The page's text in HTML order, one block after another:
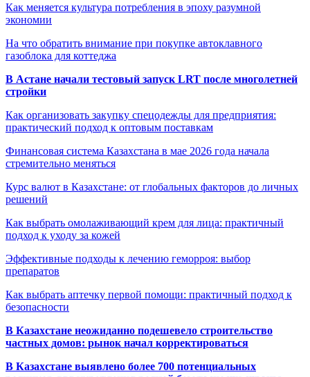
Как меняется культура потребления в эпоху разумной
экономии
На что обратить внимание при покупке автоклавного
газоблока для коттеджа
В Астане начали тестовый запуск LRT после многолетней
стройки
Как организовать закупку спецодежды для предприятия:
практический подход к оптовым поставкам
Финансовая система Казахстана в мае 2026 года начала
стремительно меняться
Курс валют в Казахстане: от глобальных факторов до личных
решений
Как выбрать омолаживающий крем для лица: практичный
подход к уходу за кожей
Эффективные подходы к лечению геморроя: выбор
препаратов
Как выбрать аптечку первой помощи: практичный подход к
безопасности
В Казахстане неожиданно подешевело строительство
частных домов: рынок начал корректироваться
В Казахстане выявлено более 700 потенциальных